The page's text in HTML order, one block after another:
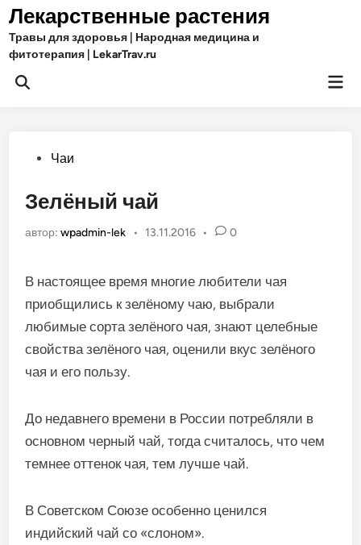
Перейти
содержимому
Лекарственные растения
Травы для здоровья | Народная медицина и
фитотерапия | LekarTrav.ru
Открыть
Опубликовано
Чаи
Зелёный чай
автор:wpadmin-lek • 13.11.2016 • 0
В настоящее время многие любители чая
приобщились к зелёному чаю, выбрали
любимые сорта зелёного чая, знают целебные
свойства зелёного чая, оценили вкус зелёного
чая и его пользу.
До недавнего времени в России потребляли в
основном черный чай, тогда считалось, что чем
темнее оттенок чая, тем лучше чай.
В Советском Союзе особенно ценился
индийский чай со «слоном».